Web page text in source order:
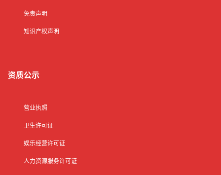
免责声明
知识产权声明
资质公示
营业执照
卫生许可证
娱乐经营许可证
人力资源服务许可证